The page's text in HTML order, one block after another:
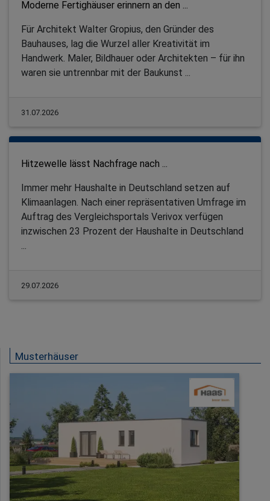
Moderne Fertighäuser erinnern an den ...
Für Architekt Walter Gropius, den Gründer des
Bauhauses, lag die Wurzel aller Kreativität im
Handwerk. Maler, Bildhauer oder Architekten – für ihn
waren sie untrennbar mit der Baukunst ...
31.07.2026
Hitzewelle lässt Nachfrage nach ...
Immer mehr Haushalte in Deutschland setzen auf
Klimaanlagen. Nach einer repräsentativen Umfrage im
Auftrag des Vergleichsportals Verivox verfügen
inzwischen 23 Prozent der Haushalte in Deutschland
...
29.07.2026
Musterhäuser